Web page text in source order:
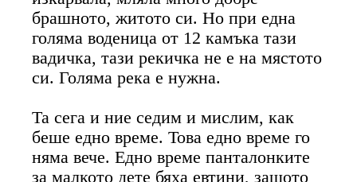
брашното, житото си. Но при една
голяма воденица от 12 камъка тази
вадичка, тази рекичка не е на мястото
си. Голяма река е нужна.
Та сега и ние седим и мислим, как
беше едно време. Това едно време го
няма вече. Едно време панталонките
за малкото дете бяха евтини, защото